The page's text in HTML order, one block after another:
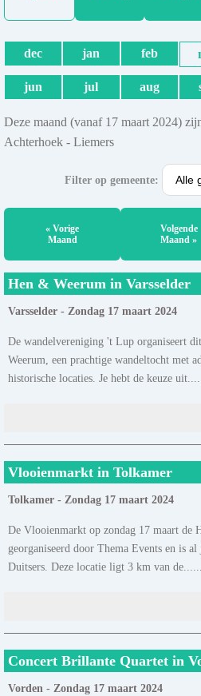
dec jan feb
jun jul aug
Deze maand (vanaf 17 maart 2024)
Achterhoek - Liemers
Filter op gemeente:
« Vorige
Maand
Volgende
Maand »
Hen & Weerum in Varsselder
Varsselder - Zondag 17 maart 2024
De wandelvereniging 't Lup organiseert
Weerum, een prachtige wandeltocht met
historische locaties. Je hebt de keuze uit......
Vlooienmarkt in Tolkamer
Tolkamer - Zondag 17 maart 2024
De Vlooienmarkt op zondag 17 maart de
georganiseerd door Thema Events en is
Duitsers. Deze locatie ligt 3 km van de......
Concert Brillante Quartet in
Vorden - Zondag 17 maart 2024